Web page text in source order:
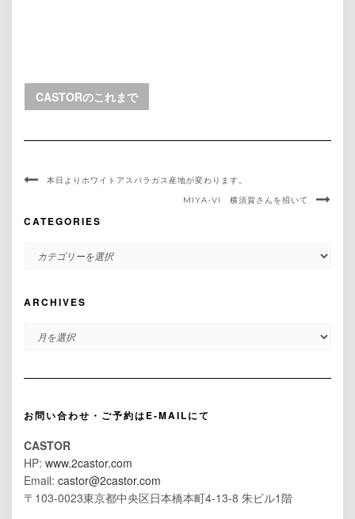
CASTORのこれまで
本日よりホワイトアスパラガス産地が変わります。
MIYA-VI 横須賀さんを招いて
CATEGORIES
CATEGORIES
ARCHIVES
ARCHIVES
お問い合わせ・ご予約はE-MAILにて
CASTOR
HP: www.2castor.com
Email: castor@2castor.com
〒103-0023東京都中央区日本橋本町4-13-8 朱ビル1階